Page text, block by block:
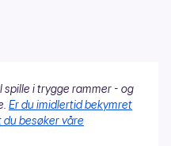
spille i trygge rammer - og
Er du imidlertid bekymret
besøker våre